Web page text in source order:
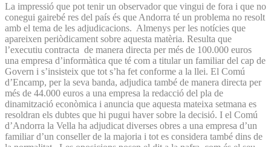
La impressió que pot tenir un observador que vingui de fora i que no
conegui gairebé res del país és que Andorra té un problema no resolt
amb el tema de les adjudicacions. Almenys per les notícies que
apareixen periòdicament sobre aquesta matèria. Resulta que
l’executiu contracta de manera directa per més de 100.000 euros
una empresa d’informàtica que té com a titular un familiar del cap de
Govern i s’insisteix que tot s’ha fet conforme a la llei. El Comú
d’Encamp, per la seva banda, adjudica també de manera directa per
més de 44.000 euros a una empresa la redacció del pla de
dinamització econòmica i anuncia que aquesta mateixa setmana es
resoldran els dubtes que hi pugui haver sobre la decisió. I el Comú
d’Andorra la Vella ha adjudicat diverses obres a una empresa d’un
familiar d’un conseller de la majoria i tot es considera també dins de